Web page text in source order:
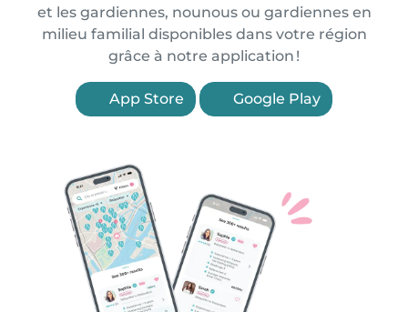
et les gardiennes, nounous ou gardiennes en
milieu familial disponibles dans votre région
grâce à notre application !
App Store Google Play